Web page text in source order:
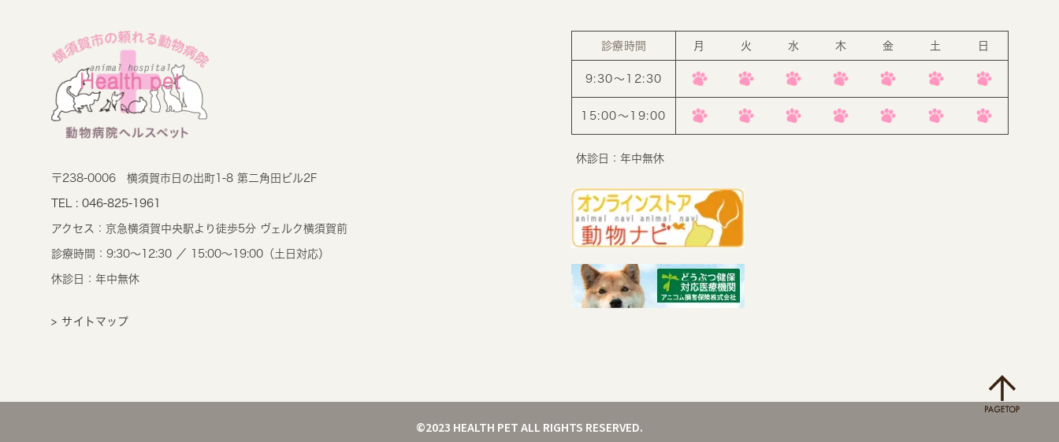
〒238-0006 横須賀市日の出町1-8 第二角田ビル2F
TEL : 046-825-1961
アクセス： 京急横須賀中央駅より徒歩5分 ヴェルク横須賀前
診療時間： 9:30～12:30 ／ 15:00～19:00（土日対応）
休診日：年中無休
> サイトマップ
診療時間 月 火 水 木 金 土 日
9:30〜12:30
15:00〜19:00
休診日：年中無休
©2023 HEALTH PET ALL RIGHTS RESERVED.